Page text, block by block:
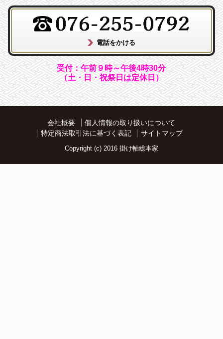
受付：午前９時～午後4時30分
（土・日・祝祭日は定休日）
会社概要
個人情報の取り扱いについて
特定商法取引法に基づく表記
サイトマップ
Copyright (c) 2016 掛け軸総本家